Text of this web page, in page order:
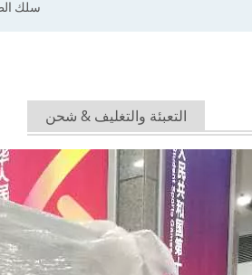
سلك
التعبئة والتغليف & شحن